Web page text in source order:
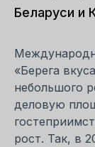
Беларуси и
«Берега
небольшого
деловую
рост. Так, в